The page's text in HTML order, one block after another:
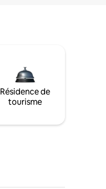
Résidence de
tourisme